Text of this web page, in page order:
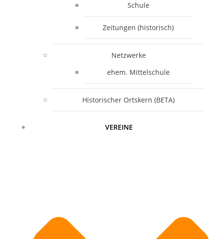
Schule
Zeitungen (historisch)
Netzwerke
ehem. Mittelschule
Historischer Ortskern (BETA)
VEREINE